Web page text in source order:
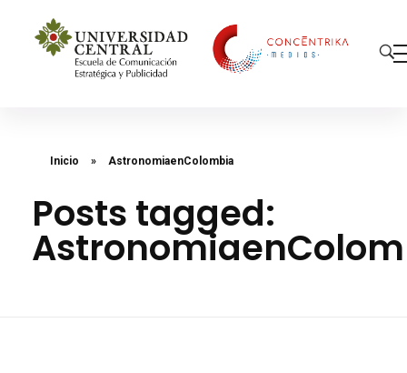
Inicio » AstronomiaenColombia
Posts tagged: